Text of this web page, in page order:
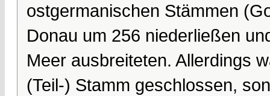
ostgermanischen Stämmen
Donau um 256 niederließen
Meer ausbreiteten. Allerdings
(Teil-) Stamm geschlossen,